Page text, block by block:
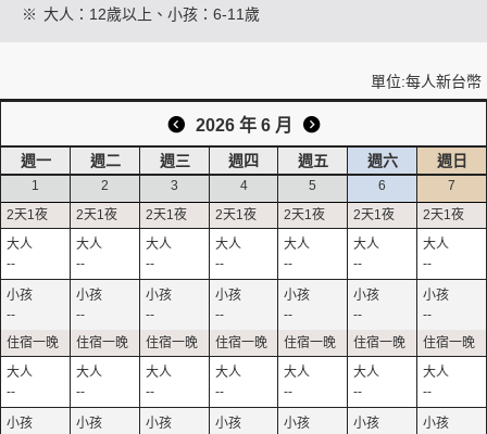
※ 大人：12歲以上、小孩：6-11歲
單位:每人新台幣
2026 年 6 月
週一 週二 週三 週四 週五 週六 週日
1
--
--
--
2
--
--
--
3
--
--
--
4
--
--
--
5
--
--
--
6
--
--
--
7
--
--
--